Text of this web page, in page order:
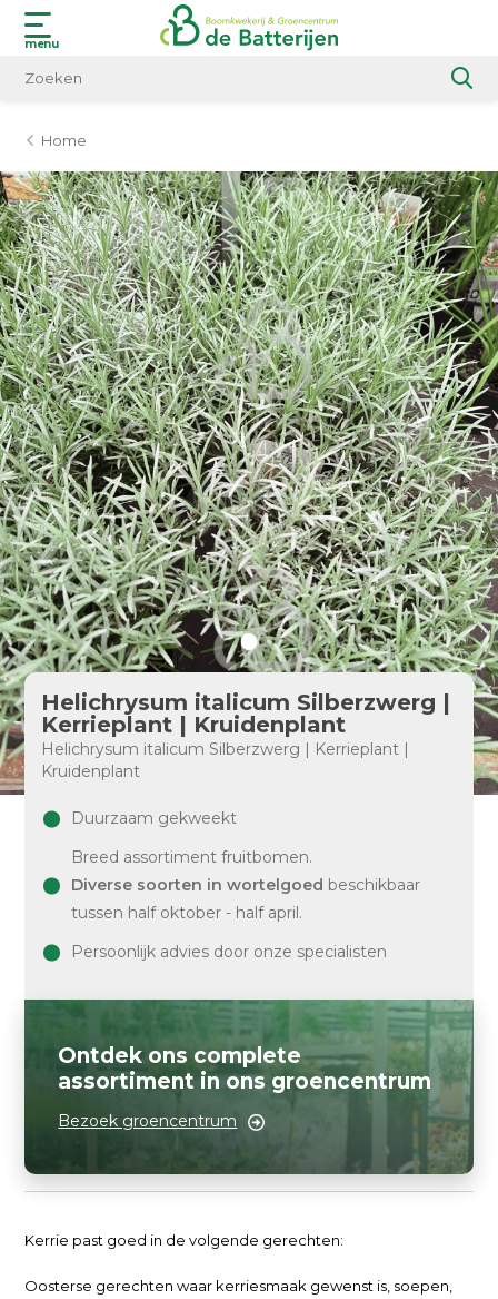
menu
Home
Helichrysum italicum Silberzwerg |
Kerrieplant | Kruidenplant
Helichrysum italicum Silberzwerg | Kerrieplant |
Kruidenplant
Duurzaam gekweekt
Breed assortiment fruitbomen.
Diverse soorten in wortelgoed beschikbaar
tussen half oktober - half april.
Persoonlijk advies door onze specialisten
Ontdek ons complete
assortiment in ons groencentrum
Bezoek groencentrum
Kerrie past goed in de volgende gerechten:
Oosterse gerechten waar kerriesmaak gewenst is, soepen,